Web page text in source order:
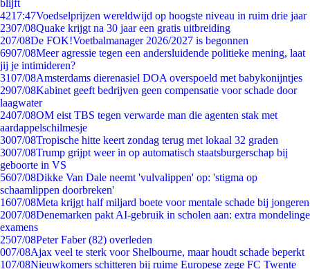
blijft
4217:47Voedselprijzen wereldwijd op hoogste niveau in ruim drie jaar
2307/08Quake krijgt na 30 jaar een gratis uitbreiding
207/08De FOK!Voetbalmanager 2026/2027 is begonnen
6907/08Meer agressie tegen een andersluidende politieke mening, laat
jij je intimideren?
3107/08Amsterdams dierenasiel DOA overspoeld met babykonijntjes
2907/08Kabinet geeft bedrijven geen compensatie voor schade door
laagwater
2407/08OM eist TBS tegen verwarde man die agenten stak met
aardappelschilmesje
3007/08Tropische hitte keert zondag terug met lokaal 32 graden
3007/08Trump grijpt weer in op automatisch staatsburgerschap bij
geboorte in VS
5607/08Dikke Van Dale neemt 'vulvalippen' op: 'stigma op
schaamlippen doorbreken'
1607/08Meta krijgt half miljard boete voor mentale schade bij jongeren
2007/08Denemarken pakt AI-gebruik in scholen aan: extra mondelinge
examens
2507/08Peter Faber (82) overleden
007/08Ajax veel te sterk voor Shelbourne, maar houdt schade beperkt
107/08Nieuwkomers schitteren bij ruime Europese zege FC Twente